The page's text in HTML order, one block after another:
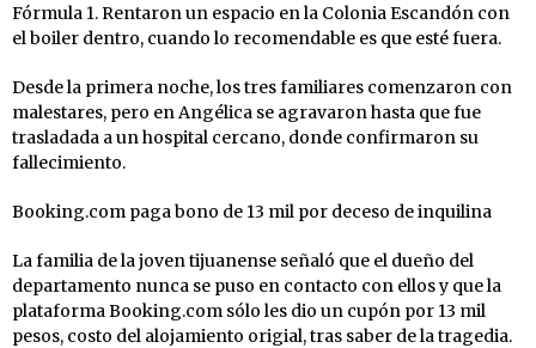
Fórmula 1. Rentaron un espacio en la Colonia Escandón con
el boiler dentro, cuando lo recomendable es que esté fuera.
Desde la primera noche, los tres familiares comenzaron con
malestares, pero en Angélica se agravaron hasta que fue
trasladada a un hospital cercano, donde confirmaron su
fallecimiento.
Booking.com paga bono de 13 mil por deceso de inquilina
La familia de la joven tijuanense señaló que el dueño del
departamento nunca se puso en contacto con ellos y que la
plataforma Booking.com sólo les dio un cupón por 13 mil
pesos, costo del alojamiento origial, tras saber de la tragedia.